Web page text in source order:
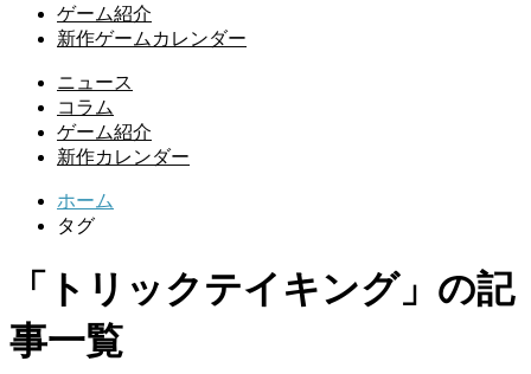
ゲーム紹介
新作ゲームカレンダー
ニュース
コラム
ゲーム紹介
新作カレンダー
ホーム
タグ
「トリックテイキング」の記
事一覧